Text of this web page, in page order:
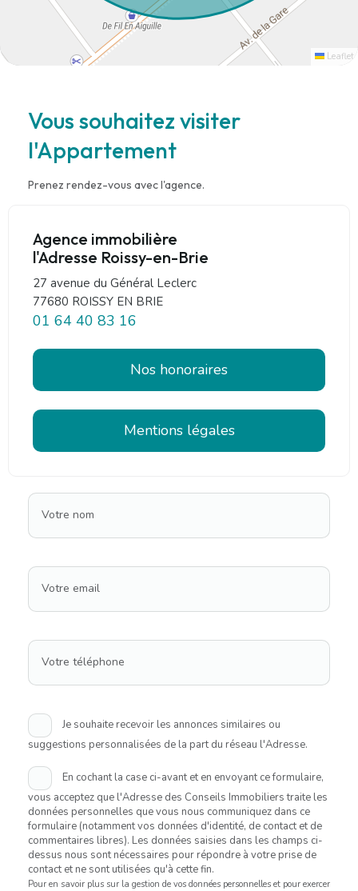
Leaflet
Vous souhaitez visiter
l'Appartement
Prenez rendez-vous avec l'agence.
Agence immobilière
l'Adresse Roissy-en-Brie
27 avenue du Général Leclerc
77680 ROISSY EN BRIE
01 64 40 83 16
Nos honoraires
Mentions légales
Votre nom
Votre email
Votre téléphone
Je souhaite recevoir les annonces similaires ou
suggestions personnalisées de la part du réseau l'Adresse.
En cochant la case ci-avant et en envoyant ce formulaire,
vous acceptez que l'Adresse des Conseils Immobiliers traite les
données personnelles que vous nous communiquez dans ce
formulaire (notamment vos données d'identité, de contact et de
commentaires libres). Les données saisies dans les champs ci-
dessus nous sont nécessaires pour répondre à votre prise de
contact et ne sont utilisées qu'à cette fin.
Pour en savoir plus sur la gestion de vos données personnelles et pour exercer